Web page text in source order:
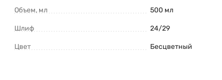
Объем, мл
500 мл
Шлиф 24/29
Цвет Бесцветный